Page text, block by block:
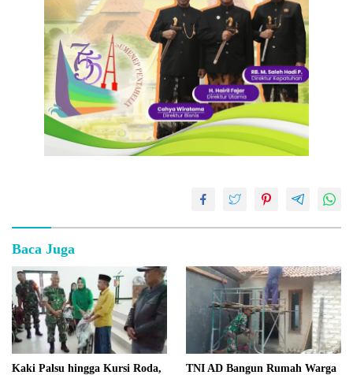
Baca Juga
Kaki Palsu hingga Kursi Roda,
TNI AD Bangun Rumah Warga